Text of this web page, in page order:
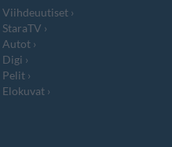
Viihdeuutiset
StaraTV
Autot
Digi
Pelit
Elokuvat